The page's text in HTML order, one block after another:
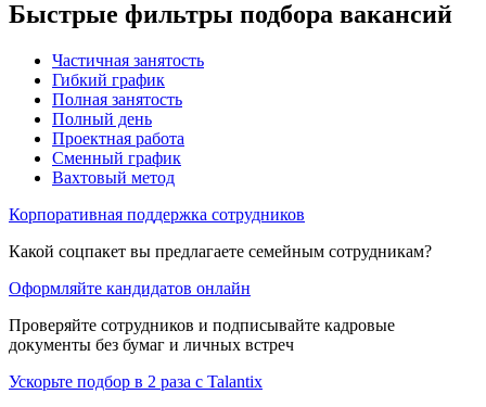
Быстрые фильтры подбора вакансий
Частичная занятость
Гибкий график
Полная занятость
Полный день
Проектная работа
Сменный график
Вахтовый метод
Корпоративная поддержка сотрудников
Какой соцпакет вы предлагаете семейным сотрудникам?
Оформляйте кандидатов онлайн
Проверяйте сотрудников и подписывайте кадровые
документы без бумаг и личных встреч
Ускорьте подбор в 2 раза с Talantix